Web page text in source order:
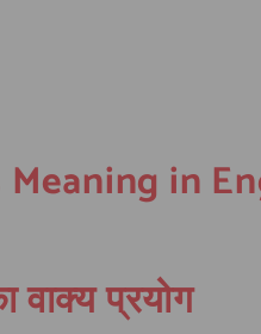
Meaning in
वाक्य प्रयोग